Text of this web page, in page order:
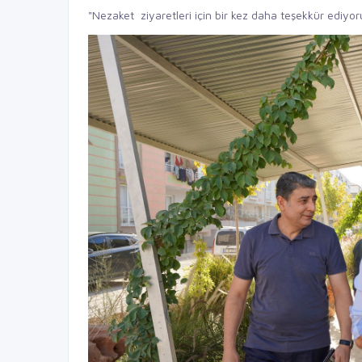
"Nezaket ziyaretleri için bir kez daha teşekkür